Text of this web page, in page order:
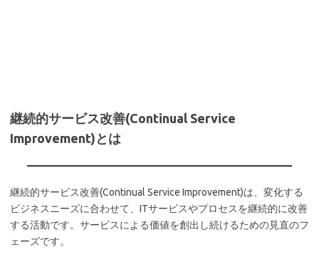
継続的サービス改善(Continual Service
Improvement)とは
継続的サービス改善(Continual Service Improvement)は、変化する
ビジネスニーズに合わせて、ITサービスやプロセスを継続的に改善
する活動です。サービスによる価値を創出し続けるための見直のフ
ェーズです。